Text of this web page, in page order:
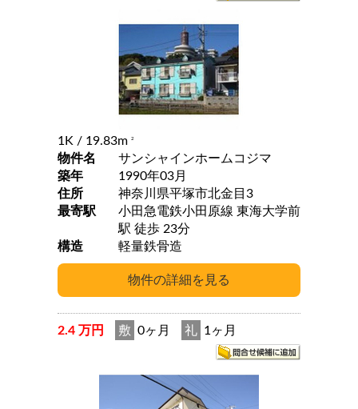
1K / 19.83m 2
物件名
サンシャインホームコジマ
築年
1990年03月
住所
神奈川県平塚市北金目3
最寄駅
小田急電鉄小田原線 東海大学前
駅 徒歩 23分
構造
軽量鉄骨造
2.4 万円 敷 0ヶ月 礼 1ヶ月